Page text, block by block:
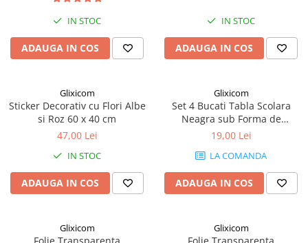
IN STOC
ADAUGA IN COS
IN STOC
ADAUGA IN COS
Glixicom
Sticker Decorativ cu Flori Albe
si Roz 60 x 40 cm
47,00 Lei
IN STOC
ADAUGA IN COS
Glixicom
Set 4 Bucati Tabla Scolara
Neagra sub Forma de
Autocolant Format A4 - 29 x 2119,00 Lei
LA COMANDA
ADAUGA IN COS
Glixicom Glixicom